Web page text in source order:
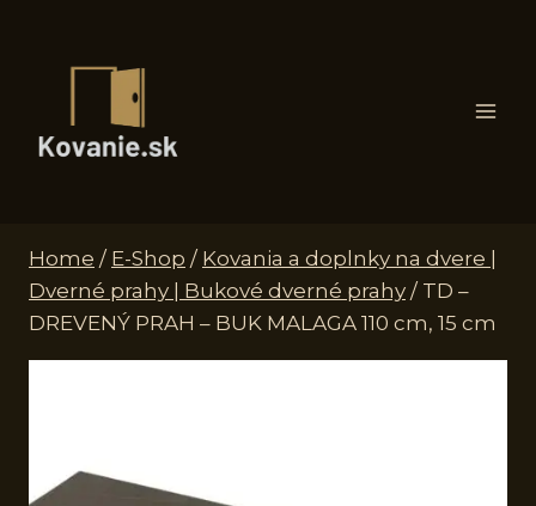
Home / E-Shop / Kovania a doplnky na dvere |
Dverné prahy | Bukové dverné prahy / TD –
DREVENÝ PRAH – BUK MALAGA 110 cm, 15 cm